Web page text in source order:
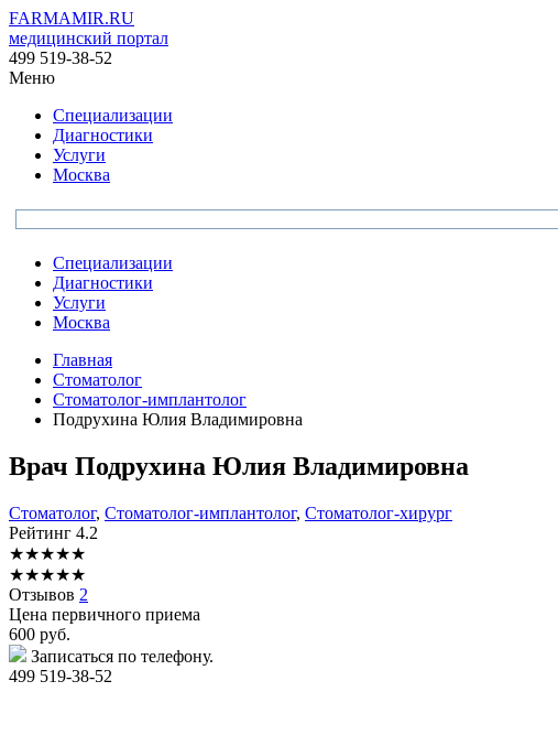
FARMAMIR.RU
медицинский портал
499 519-38-52
Меню
Специализации
Диагностики
Услуги
Москва
Специализации
Диагностики
Услуги
Москва
Главная
Стоматолог
Стоматолог-имплантолог
Подрухина Юлия Владимировна
Врач Подрухина Юлия Владимировна
Стоматолог, Стоматолог-имплантолог, Стоматолог-хирург
Рейтинг 4.2
★★★★★
★★★★★
Отзывов 2
Цена первичного приема
600 руб.
Записаться по телефону.
499 519-38-52